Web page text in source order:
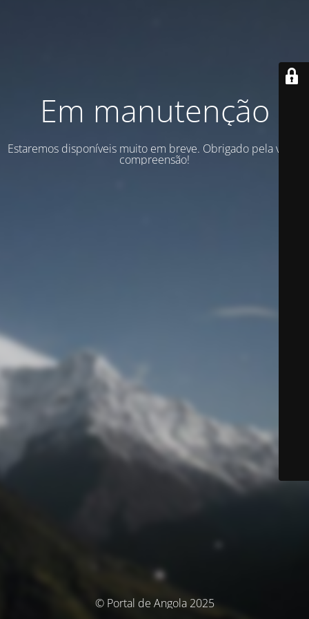
Em manutenção
Estaremos disponíveis muito em breve. Obrigado pela vossa
compreensão!
© Portal de Angola 2025